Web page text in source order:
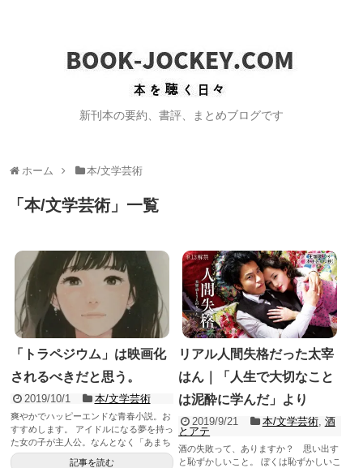
新刊本の要約、書評、まとめブログです
ホーム 本/文学芸術
「 本/文学芸術」 一覧
「トラペジウム」は映画化
されるべきだと思う。
2019/10/1 本/文学芸術
爽やかでハッピーエンドな青春小説。お
すすめします。 アイドルになる夢を持っ
た女の子が主人公。なんとなく「あまち
ゃん」を連想します。 ...
記事を読む
リアル人間失格だった太宰
はん｜「人生で大切なこと
は泥酔に学んだ」より
2019/9/21 本/文学芸術, 酒
とアテ
酒の失敗って、ありますか？ 思い出す
と恥ずかしいこと。 ぼくは恥ずかしいこ